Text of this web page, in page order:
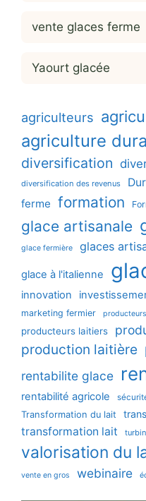
vente glaces ferme
Yaourt glacée
agriculteurs
agriculture
diversification
diversification des revenus
ferme formation
glace artisanale
glace fermière glaces
glace à l'italienne
innovation
marketing fermier
producteurs laitiers
production laitière
rentabilite glace
rentabilité agricole
Transformation du lait
transformation lait
valorisation du
vente en gros webinaire